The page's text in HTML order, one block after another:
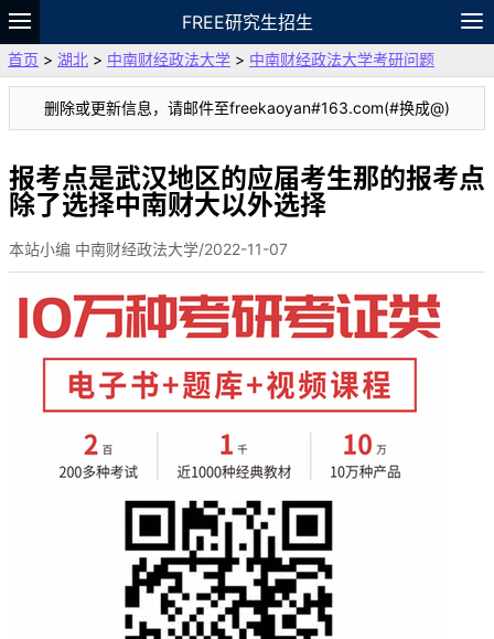
FREE研究生招生
题库
故事 专题 APP 笔记
论坛
VIP
资料
首页 > 湖北 > 中南财经政法大学 > 中南财经政法大学考研问题
删除或更新信息，请邮件至freekaoyan#163.com(#换成@)
报考点是武汉地区的应届考生那的报考点
除了选择中南财大以外选择
本站小编 中南财经政法大学/2022-11-07